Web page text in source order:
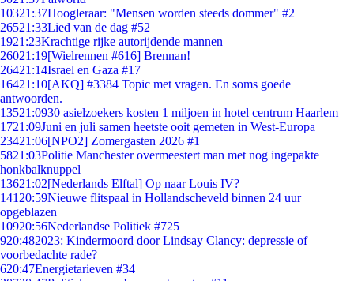
10321:37Hoogleraar: "Mensen worden steeds dommer" #2
26521:33Lied van de dag #52
1921:23Krachtige rijke autorijdende mannen
26021:19[Wielrennen #616] Brennan!
26421:14Israel en Gaza #17
16421:10[AKQ] #3384 Topic met vragen. En soms goede
antwoorden.
13521:0930 asielzoekers kosten 1 miljoen in hotel centrum Haarlem
1721:09Juni en juli samen heetste ooit gemeten in West-Europa
23421:06[NPO2] Zomergasten 2026 #1
5821:03Politie Manchester overmeestert man met nog ingepakte
honkbalknuppel
13621:02[Nederlands Elftal] Op naar Louis IV?
141 20:59Nieuwe flitspaal in Hollandscheveld binnen 24 uur
opgeblazen
10920:56Nederlandse Politiek #725
920:482023: Kindermoord door Lindsay Clancy: depressie of
voorbedachte rade?
620:47Energietarieven #34